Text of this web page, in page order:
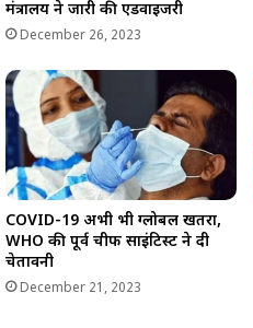
मंत्रालय ने जारी की एडवाइजरी
December 26, 2023
COVID-19 अभी भी ग्लोबल खतरा,
WHO की पूर्व चीफ साइंटिस्ट ने दी
चेतावनी
December 21, 2023